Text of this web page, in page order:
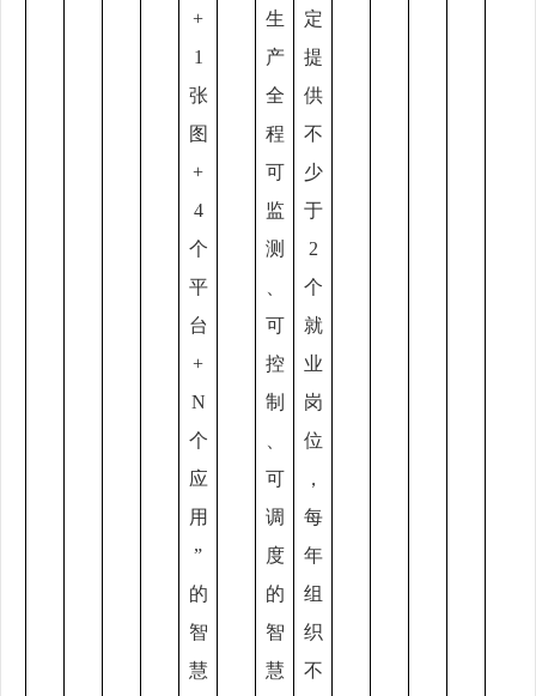
+
1
张
图
+
4
个
平
台
+
N
个
应
用
”
的
智
慧
生
产
全
程
可
监
测
可
控
制
可
调
度
的
智
慧
定
提
供
不
少
于
2
个
就
业
岗
位
，
每
年
组
织
不